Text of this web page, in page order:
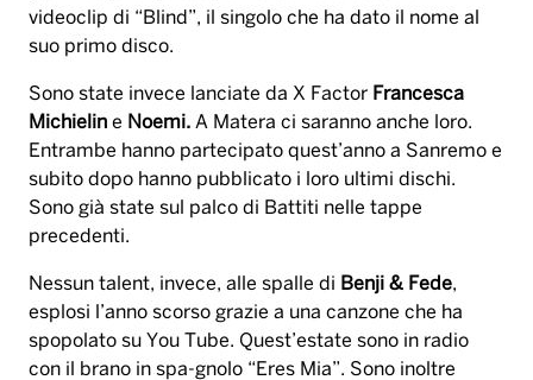
videoclip di “Blind”, il singolo che ha dato il nome al
suo primo disco.
Sono state invece lanciate da X Factor Francesca
Michielin e Noemi. A Matera ci saranno anche loro.
Entrambe hanno partecipato quest’anno a Sanremo e
subito dopo hanno pubblicato i loro ultimi dischi.
Sono già state sul palco di Battiti nelle tappe
precedenti.
Nessun talent, invece, alle spalle di Benji & Fede,
esplosi l’anno scorso grazie a una canzone che ha
spopolato su You Tube. Quest’estate sono in radio
con il brano in spa-gnolo “Eres Mia”. Sono inoltre